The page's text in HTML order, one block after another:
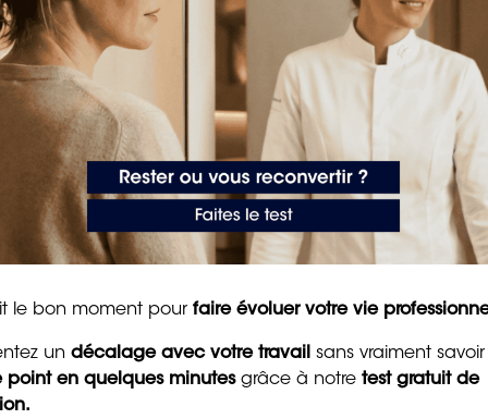
un poste d’employé libre-service au sein de votre
enthousiaste à l’idée de rejoindre vos équipes.
domaine, j’ai pu développer une réelle expertise dans
la relation client. Ma rigueur, mon sens de
autant d’atouts que je suis prêt(e) à mettre au
50 messages
d’encouragement
pour raviver la
8 min. de lecture
le bon moment pour faire évoluer votre vie
un décalage avec votre travail sans vraiment
point en quelques minutesgrâce à notre test gratuit de